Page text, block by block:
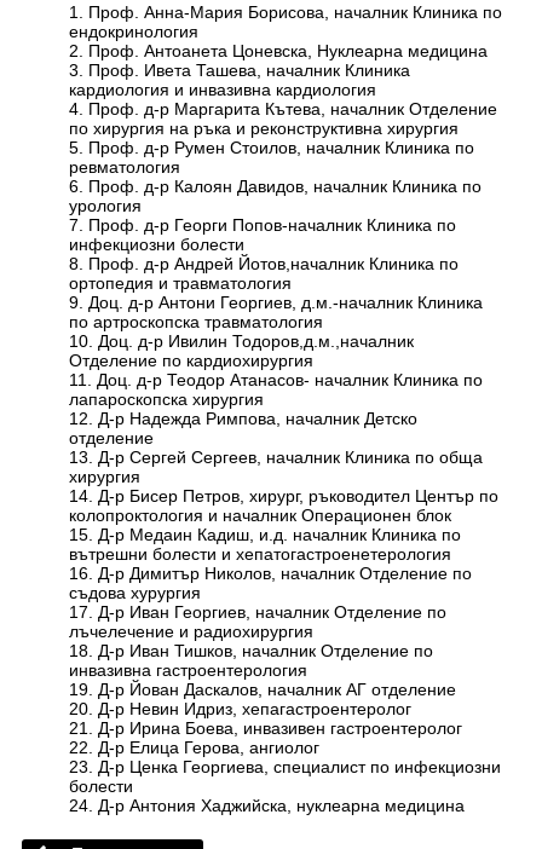
1. Проф. Анна-Мария Борисова, началник Клиника по
ендокринология
2. Проф. Антоанета Цоневска, Нуклеарна медицина
3. Проф. Ивета Ташева, началник Клиника
кардиология и инвазивна кардиология
4. Проф. д-р Маргарита Кътева, началник Отделение
по хирургия на ръка и реконструктивна хирургия
5. Проф. д-р Румен Стоилов, началник Клиника по
ревматология
6. Проф. д-р Калоян Давидов, началник Клиника по
урология
7. Проф. д-р Георги Пoпов-началник Клиника по
инфекциозни болести
8. Проф. д-р Андрей Йотов,началник Клиника по
ортопедия и травматология
9. Доц. д-р Антони Георгиев, д.м.-началник Клиника
по артроскопска травматология
10. Доц. д-р Ивилин Тодоров,д.м.,началник
Отделение по кардиохирургия
11. Доц. д-р Теодор Атанасов- началник Клиника по
лапароскопска хирургия
12. Д-р Надежда Римпова, началник Детско
отделение
13. Д-р Сергей Сергеев, началник Клиника по обща
хирургия
14. Д-р Бисер Петров, хирург, ръководител Център по
колопроктология и началник Операционен блок
15. Д-р Медаин Кадиш, и.д. началник Клиника по
вътрешни болести и хепатогастроенетерология
16. Д-р Димитър Николов, началник Отделение по
съдова хурургия
17. Д-р Иван Георгиев, началник Отделение по
лъчелечение и радиохирургия
18. Д-р Иван Тишков, началник Отделение по
инвазивна гастроентерология
19. Д-р Йован Даскалов, началник АГ отделение
20. Д-р Невин Идриз, хепагастроентеролог
21. Д-р Ирина Боева, инвазивен гастроентеролог
22. Д-р Елица Герова, ангиолог
23. Д-р Ценка Георгиева, специалист по инфекциозни
болести
24. Д-р Антония Хаджийска, нуклеарна медицина